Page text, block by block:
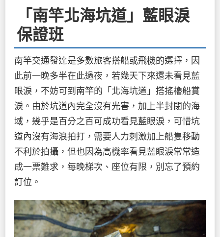
「南竿北海坑道」藍眼淚
保證班
南竿交通發達是多數旅客搭船或飛機的選擇，因
此前一晚多半在此過夜，若幾天下來還未看見藍
眼淚，不妨可到南竿的「北海坑道」搭搖櫓船賞
淚。由於坑道內完全沒有光害，加上半封閉的海
域，幾乎是百分之百可成功看見藍眼淚，可惜坑
道內沒有海浪拍打，需要人力刺激加上船隻移動
不利於拍攝，但也因為高機率看見藍眼淚常常造
成一票難求，每晚梯次、座位有限，別忘了預約
訂位。